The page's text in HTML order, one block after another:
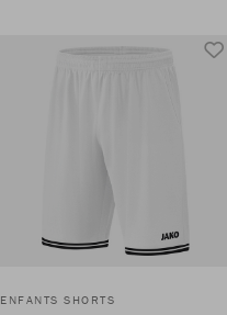
ENFANTS SHORTS